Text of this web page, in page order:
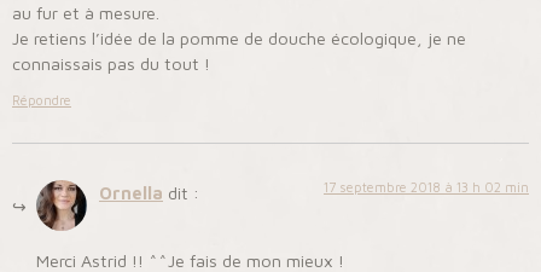
au fur et à mesure.
Je retiens l’idée de la pomme de douche écologique, je ne
connaissais pas du tout !
Répondre
Ornella dit : 17 septembre 2018 à 13 h 02 min
Merci Astrid !! ^^Je fais de mon mieux !